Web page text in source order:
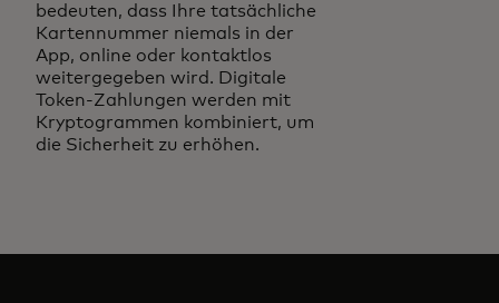
bedeuten, dass Ihre tatsächliche
Kartennummer niemals in der
App, online oder kontaktlos
weitergegeben wird. Digitale
Token-Zahlungen werden mit
Kryptogrammen kombiniert, um
die Sicherheit zu erhöhen.